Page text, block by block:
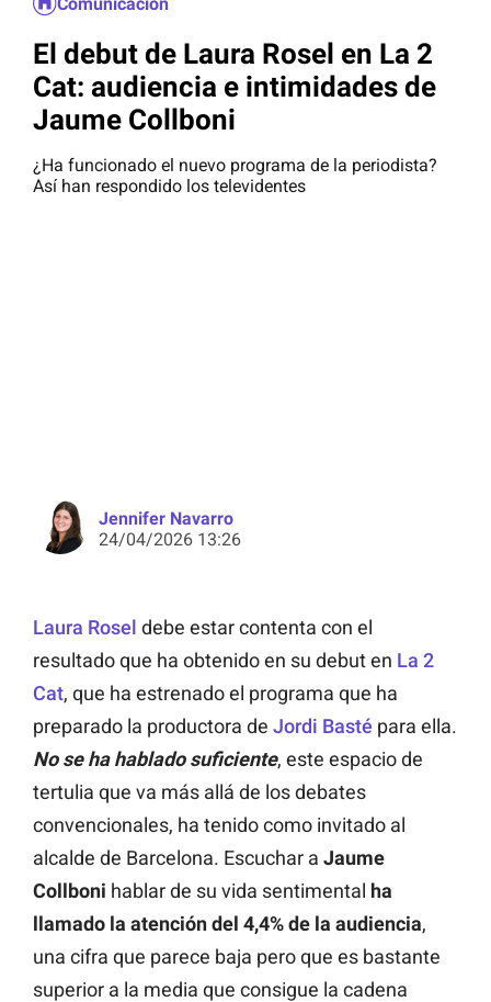
El debut de Laura Rosel en La 2
Cat: audiencia e intimidades de
Jaume Collboni
¿Ha funcionado el nuevo programa de la periodista?
Así han respondido los televidentes
Jennifer Navarro
24/04/2026 13:26
Laura Rosel debe estar contenta con el
resultado que ha obtenido en su debut en La 2
Cat, que ha estrenado el programa que ha
preparado la productora de Jordi Basté para ella.
No se ha hablado suficiente, este espacio de
tertulia que va más allá de los debates
convencionales, ha tenido como invitado al
alcalde de Barcelona. Escuchar a Jaume
Collboni hablar de su vida sentimental ha
llamado la atención del 4,4% de la audiencia,
una cifra que parece baja pero que es bastante
superior a la media que consigue la cadena